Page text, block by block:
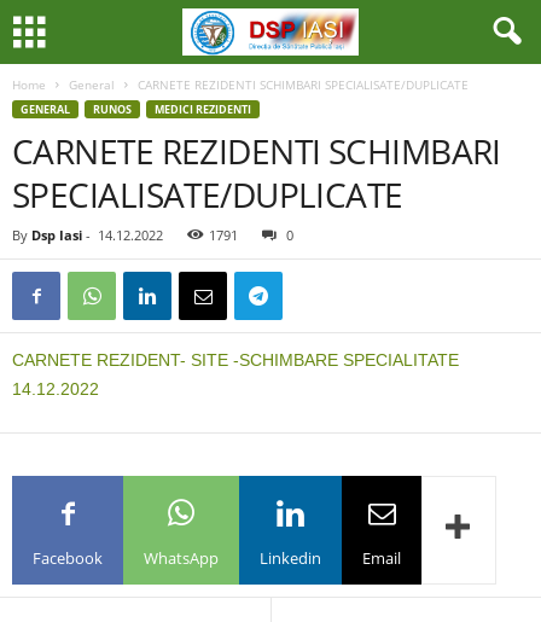
Home General CARNETE REZIDENTI SCHIMBARI SPECIALISATE/DUPLICATE
GENERAL RUNOS MEDICI REZIDENTI
CARNETE REZIDENTI SCHIMBARI
SPECIALISATE/DUPLICATE
By Dsp Iasi - 14.12.2022 1791 0
CARNETE REZIDENT- SITE -SCHIMBARE SPECIALITATE
14.12.2022
Facebook WhatsApp Linkedin Email